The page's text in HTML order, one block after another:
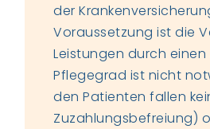
der
Voraussetzung ist die
Leistungen durch einen
Pflegegrad ist nicht
den Patienten fallen
Zuzahlungsbefreiung)